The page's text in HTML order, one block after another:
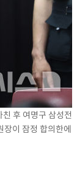
후 여명구 삼성전
이 잠정 합의한에